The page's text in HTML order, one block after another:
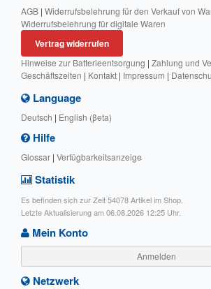
AGB | Widerrufsbelehrung für den Verkauf von
Widerrufsbelehrung für digitale Waren
Vertrag widerrufen
Hinweise zur Batterieentsorgung | Zahlung und
Geschäftszeiten | Kontakt | Impressum |
Language
Deutsch | English (βeta)
Hilfe
Glossar | Verfügbarkeitsanzeige
Statistik
Es befinden sich zur Zeit 54078 Artikel im Shop.
Letzte Aktualisierung am 06.08.2026 12:25 Uhr.
Mein Konto
Anmelden
Netzwerk